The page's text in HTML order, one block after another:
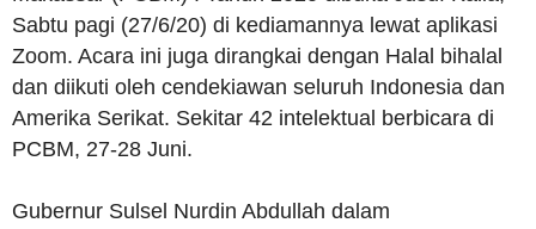
Sabtu pagi (27/6/20) di kediamannya lewat aplikasi
Zoom. Acara ini juga dirangkai dengan Halal bihalal
dan diikuti oleh cendekiawan seluruh Indonesia dan
Amerika Serikat. Sekitar 42 intelektual berbicara di
PCBM, 27-28 Juni.
Gubernur Sulsel Nurdin Abdullah dalam